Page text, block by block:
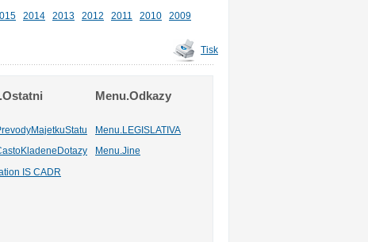
2014 2013 2012 2011 2010
2009
Tisk
Menu.Odkazy
Menu.LEGISLATIVA
Menu.Jine
IS CADR